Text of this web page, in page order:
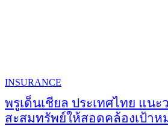
INSURANCE
พรูเด็นเชียล ประเทศไทย แน
สะสมทรัพย์ให้สอดคล้องเป้าห